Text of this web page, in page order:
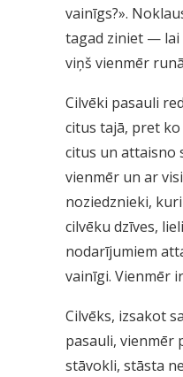
vainīgs?».
tagad ziniet — lai
viņš vienmēr
Cilvēki pasauli
citus tajā, pret
citus un attaisno
vienmēr un ar
noziedznieki,
cilvēku dzīves,
nodarījumiem
vainīgi. Vienmēr
Cilvēks, izsakot
pasauli, vienmēr
stāvokli, stāsta